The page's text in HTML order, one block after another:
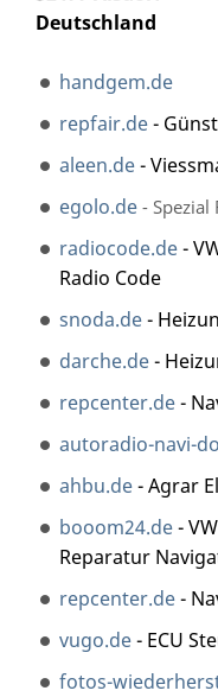
Deutschland
handgem.de
repfair.de-
aleen.de-
egolo.de - Spezial
radiocode.de-
Radio Code
snoda.de-
darche.de-
repcenter.de-
autoradio-navi-
ahbu.de- Agrar
booom24.de-
Reparatur
repcenter.de-
vugo.de- ECU
fotos-